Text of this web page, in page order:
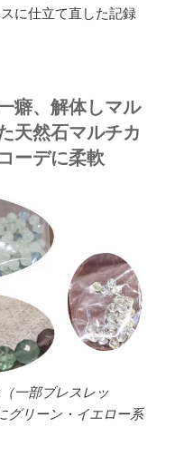
に仕立て直した記録
癖、解体しマル
天然石マルチカ
ーデに柔軟
一部ブレスレッ
グリーン・イエロー系